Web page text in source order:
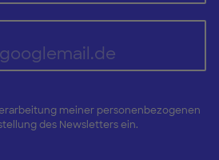
meiner personenbezogenen
des Newsletters ein.